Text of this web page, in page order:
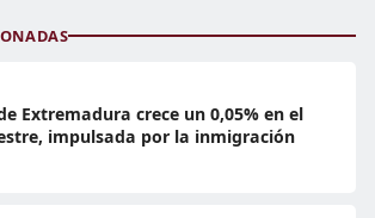
Extremadura crece un 0,05% en el
impulsada por la inmigración